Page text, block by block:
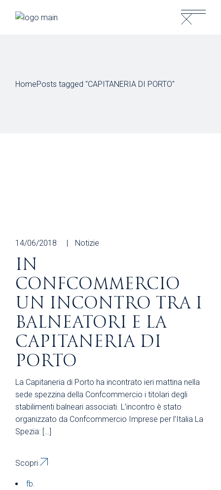
HomePosts tagged "CAPITANERIA DI PORTO"
14/06/2018 Notizie
IN
CONFCOMMERCIO
UN INCONTRO TRA I
BALNEATORI E LA
CAPITANERIA DI
PORTO
La Capitaneria di Porto ha incontrato ieri mattina nella
sede spezzina della Confcommercio i titolari degli
stabilimenti balneari associati. L’incontro è stato
organizzato da Confcommercio Imprese per l’Italia La
Spezia: […]
Scopri
fb.